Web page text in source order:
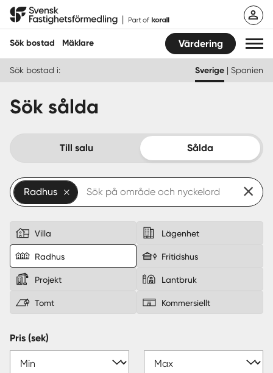
Hoppa
Svensk Fastighetsförmedling
Sök bostad Mäklare Värdering
Hitta mäklare
Köpa
Guider
Start
Logga in
Sverige|Spanien
Sök bostad i: Sverige | Spanien
Sök sålda
Till salu Sålda
Radhus
Villa Lägenhet
Radhus Fritidshus
Projekt Lantbruk
Tomt Kommersiellt
Pris (sek)